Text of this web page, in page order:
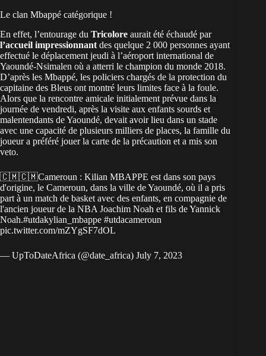
Le clan Mbappé catégorique !
En effet, l’entourage du Tricolore aurait été échaudé par
l’accueil impressionnant des quelque 2 000 personnes ayant
effectué le déplacement jeudi à l’aéroport international de
Yaoundé-Nsimalen où a atterri le champion du monde 2018.
D’après les Mbappé, les policiers chargés de la protection du
capitaine des Bleus ont montré leurs limites face à la foule.
Alors que la rencontre amicale initialement prévue dans la
journée de vendredi, après la visite aux enfants sourds et
malentendants de Yaoundé, devait avoir lieu dans un stade
avec une capacité de plusieurs milliers de places, la famille du
joueur a préféré jouer la carte de la précaution et a mis son
veto.
🇨🇲🇨🇲Cameroun : Kilian MBAPPE est dans son pays
d'origine, le Cameroun, dans la ville de Yaoundé, où il a pris
part à un match de basket avec des enfants, en compagnie de
l'ancien joueur de la NBA Joachim Noah et fils de Yannick
Noah.#utdakylian_mbappe #utdacameroun
pic.twitter.com/mZYgSF7dOL
— UpToDateAfrica (@date_africa) July 7, 2023